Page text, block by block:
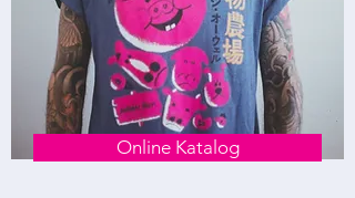
Online Katalog